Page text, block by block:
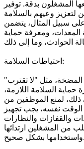
المشغلون بدقة. توفير
لتعزيز وعيهم بالسلامة
سبيل المثال، يتضمن
ومعرفة حماية
احتياطات السلامة:
مثل "لا تقترب"
السلامة اللازمة،
ذلك، لمنع الموظفين من
نفسه، يجب تجهيز
والقفازات والنظارات
من المشغلين ارتدائها
واستخدامها بشكل صحيح.